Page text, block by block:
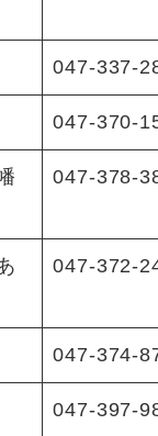
047-337-
047-370-
047-378-
047-372-
047-374-
047-397-